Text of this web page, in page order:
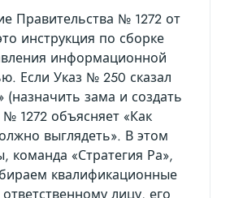
Правительства № 1272 от
инструкция по сборке
информационной
Если Указ № 250 сказал
(назначить зама и создать
1272 объясняет «Как
выглядеть». В этом
команда «Стратегия Ра»,
квалификационные